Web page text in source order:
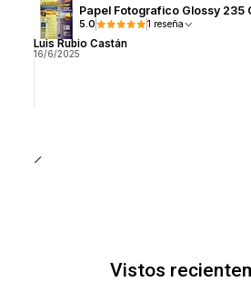
Papel Fotografico Glossy 235
5.0 1 reseña
Luis Rubio Castán
16/6/2025
Vistos